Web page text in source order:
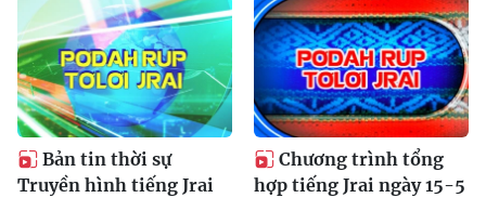
Bản tin thời sự
Truyền hình tiếng Jrai
Chương trình tổng
hợp tiếng Jrai ngày 15-5